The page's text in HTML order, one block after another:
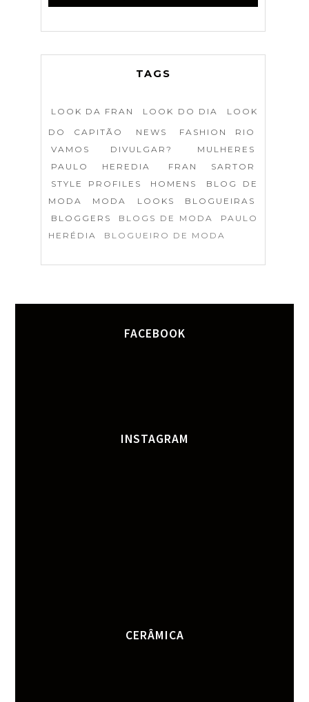
TAGS
LOOK DA FRAN LOOK DO DIA
LOOK
DO CAPITÃO
NEWS
FASHION RIO
VAMOS DIVULGAR?
MULHERES
PAULO HEREDIA
FRAN SARTOR
STYLE PROFILES
HOMENS
BLOG DE
MODA
MODA LOOKS
BLOGUEIRAS
BLOGGERS
BLOGS DE MODA
PAULO
HERÉDIA
BLOGUEIRO DE MODA
FACEBOOK
INSTAGRAM
CERÂMICA